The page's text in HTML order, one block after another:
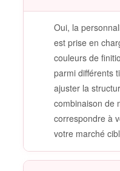
Oui, la
est prise en
couleurs de
parmi différents
ajuster la
combinaison de
correspondre à
votre marché